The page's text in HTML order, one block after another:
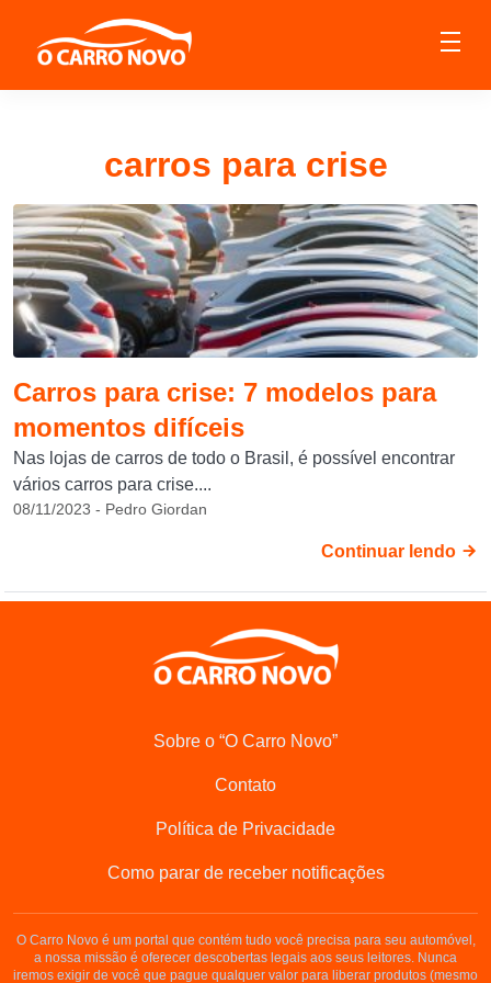
carros para crise
Carros para crise: 7 modelos para
momentos difíceis
Nas lojas de carros de todo o Brasil, é possível encontrar
vários carros para crise....
08/11/2023 - Pedro Giordan
Continuar lendo
Sobre o “O Carro Novo”
Contato
Política de Privacidade
Como parar de receber notificações
O Carro Novo é um portal que contém tudo você precisa para seu automóvel,
a nossa missão é oferecer descobertas legais aos seus leitores. Nunca
iremos exigir de você que pague qualquer valor para liberar produtos (mesmo